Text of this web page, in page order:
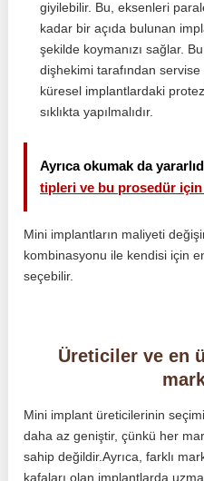
giyilebilir. Bu, eksenleri
kadar bir açıda bulunan
şekilde koymanızı sağlar.
dişhekimi tarafından
küresel implantlardaki
sıklıkta yapılmalıdır.
Ayrıca okumak da
tipleri ve bu prosedür
Mini implantların maliyeti
kombinasyonu ile kendisi için
seçebilir.
Üreticiler ve en
Mini implant üreticilerinin
daha az geniştir, çünkü her
sahip değildir.Ayrıca, farklı
kafaları olan implantlarda